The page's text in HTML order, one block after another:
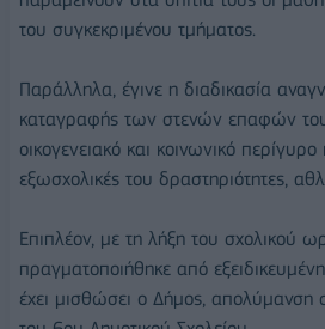
του συγκεκριμένου τμήματος.
Παράλληλα, έγινε η διαδικασία
καταγραφής των στενών επαφών του
οικογενειακό και κοινωνικό
εξωσχολικές του δραστηριότητες,
Επιπλέον, με τη λήξη του σχολικού
πραγματοποιήθηκε από
έχει μισθώσει ο Δήμος,